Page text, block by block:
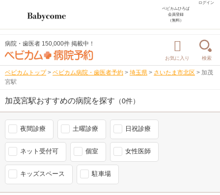
ログイン
ベビカムひろば
会員登録
（無料）
病院・歯医者 150,000件 掲載中！
お気に入り 検索
ベビカムトップ > ベビカム病院・歯医者予約 > 埼玉県 > さいたま市北区 > 加茂
宮駅
加茂宮駅おすすめの病院を探す （0件）
夜間診療 土曜診療 日祝診療
ネット受付可 個室 女性医師
キッズスペース 駐車場